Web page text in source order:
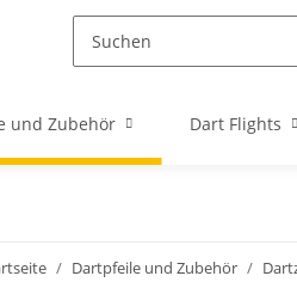
und Zubehör Dart Flights
Dartpfeile und Zubehör